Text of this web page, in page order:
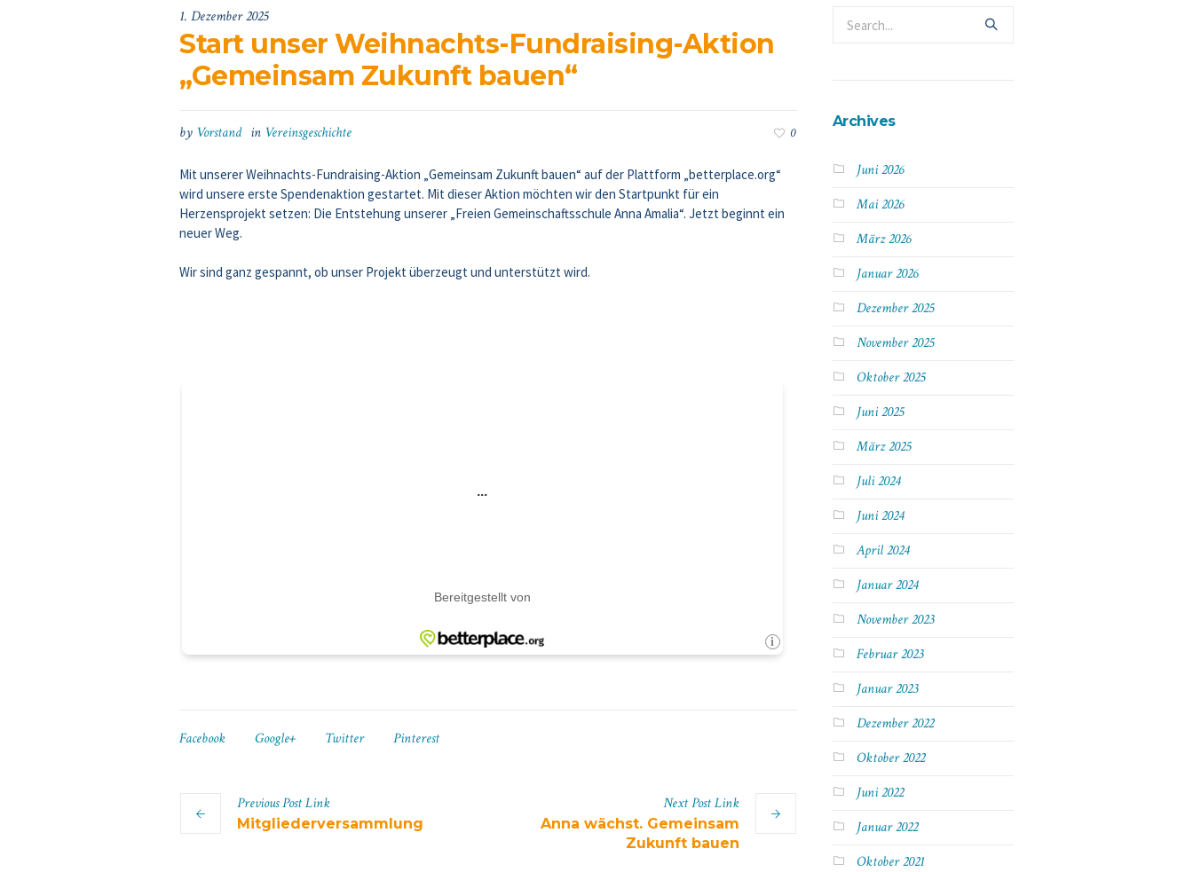
1. Dezember 2025
Start unser Weihnachts-Fundraising-Aktion
„Gemeinsam Zukunft bauen“
by Vorstand in Vereinsgeschichte 0
Mitunserer Weihnachts-Fundraising-Aktion „Gemeinsam Zukunft bauen“ auf der Plattform „betterplace.org“
wird unsere erste Spendenaktion gestartet. Mitdieser Aktion möchten wir den Startpunkt für ein
Herzensprojekt setzen: Die Entstehung unserer „Freien Gemeinschaftsschule Anna Amalia“. Jetzt beginnt ein
neuer Weg.
Wir sind ganz gespannt, ob unser Projekt überzeugt und unterstützt wird.
Facebook Google+ Twitter Pinterest
PreviousPostLink
Mitgliederversammlung
NextPostLink
Anna wächst. Gemeinsam
Zukunft bauen
Archives
Juni 2026
Mai 2026
März 2026
Januar 2026
Dezember 2025
November 2025
Oktober 2025
Juni 2025
März 2025
Juli 2024
Juni 2024
April 2024
Januar 2024
November 2023
Februar 2023
Januar 2023
Dezember 2022
Oktober 2022
Juni 2022
Januar 2022
Oktober 2021